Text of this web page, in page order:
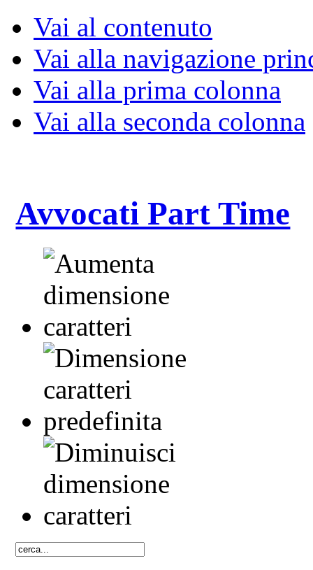
Vai al contenuto
Vai alla navigazione
Vai alla prima colonna
Vai alla seconda colonna
Avvocati Part Time